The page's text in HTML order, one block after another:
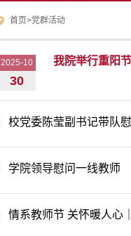
首页>党群活动
2025-10
30
我院举行重阳
校党委陈莹副书记带队
学院领导慰问一线教师
情系教师节 关怀暖人心